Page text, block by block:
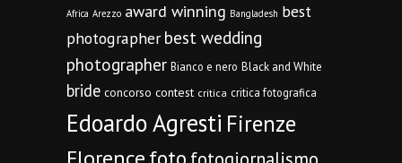
Africa Arezzo award winning Bangladesh best
photographer best wedding
photographer Bianco e nero Black and White
bride concorso contest critica critica fotografica
Edoardo Agresti Firenze